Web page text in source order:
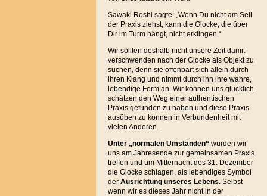
Sawaki Roshi sagte: „Wenn Du nicht am Seil
der Praxis ziehst, kann die Glocke, die über
Dir im Turm hängt, nicht erklingen.“
Wir sollten deshalb nicht unsere Zeit damit
verschwenden nach der Glocke als Objekt zu
suchen, denn sie offenbart sich allein durch
ihren Klang und nimmt durch ihn ihre wahre,
lebendige Form an. Wir können uns glücklich
schätzen den Weg einer authentischen
Praxis gefunden zu haben und diese Praxis
ausüben zu können in Verbundenheit mit
vielen Anderen.
Unter „normalen Umständen“ würden wir
uns am Jahresende zur gemeinsamen Praxis
treffen und um Mitternacht des 31. Dezember
die Glocke schlagen, als lebendiges Symbol
der Ausrichtung unseres Lebens. Selbst
wenn wir es dieses Jahr nicht in der